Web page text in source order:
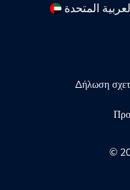
المتحدة
Δήλωση
©